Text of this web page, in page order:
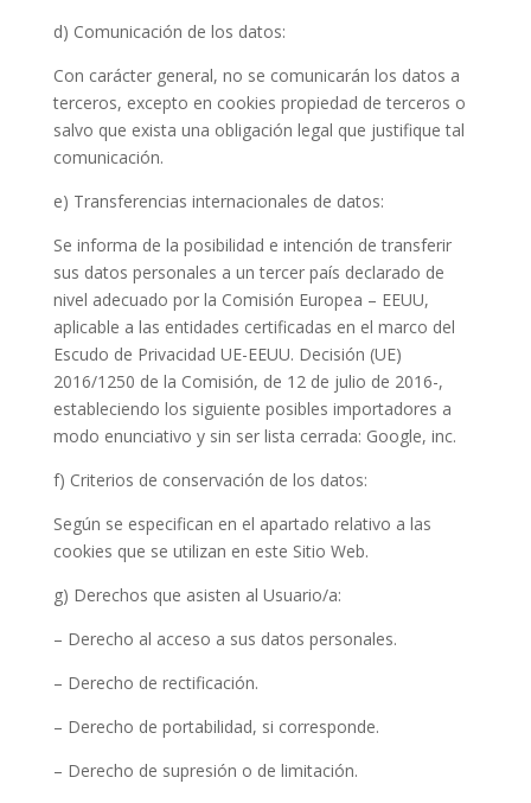
d) Comunicación de los datos:
Con carácter general, no se comunicarán los datos a
terceros, excepto en cookies propiedad de terceros o
salvo que exista una obligación legal que justifique tal
comunicación.
e) Transferencias internacionales de datos:
Se informa de la posibilidad e intención de transferir
sus datos personales a un tercer país declarado de
nivel adecuado por la Comisión Europea – EEUU,
aplicable a las entidades certificadas en el marco del
Escudo de Privacidad UE-EEUU. Decisión (UE)
2016/1250 de la Comisión, de 12 de julio de 2016-,
estableciendo los siguiente posibles importadores a
modo enunciativo y sin ser lista cerrada: Google, inc.
f) Criterios de conservación de los datos:
Según se especifican en el apartado relativo a las
cookies que se utilizan en este Sitio Web.
g) Derechos que asisten al Usuario/a:
– Derecho al acceso a sus datos personales.
– Derecho de rectificación.
– Derecho de portabilidad, si corresponde.
– Derecho de supresión o de limitación.